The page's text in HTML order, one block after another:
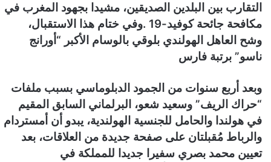
التقارب بين البلدين الصديقين، مشيدا بجهود المغرب في
مكافحة جائحة كوفيد-19 .وفي ختام هذا الاستقبال،
وشح العاهل الهولندي بلوقي بالوسام الأكبر “أورانج
ناسو” برتبة فارس
وبعد أربع سنوات من الجمود الدبلوماسي بسبب ملفات
“حراك الريف” وسعيد شعو، البرلماني السابق المقيم
في هولندا والحامل للجنسية الهولندية، يبدو أن أمستردام
والرباط مُقبلتان على صفحة جديدة من العلاقات، بعد
تعيين محمد بصري سفيرا جديدا للمملكة في